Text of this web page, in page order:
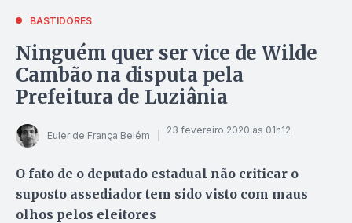
BASTIDORES
Ninguém quer ser vice de Wilde
Cambão na disputa pela
Prefeitura de Luziânia
Euler de França Belém 23 fevereiro 2020 às 01h12
O fato de o deputado estadual não criticar o
suposto assediador tem sido visto com maus
olhos pelos eleitores